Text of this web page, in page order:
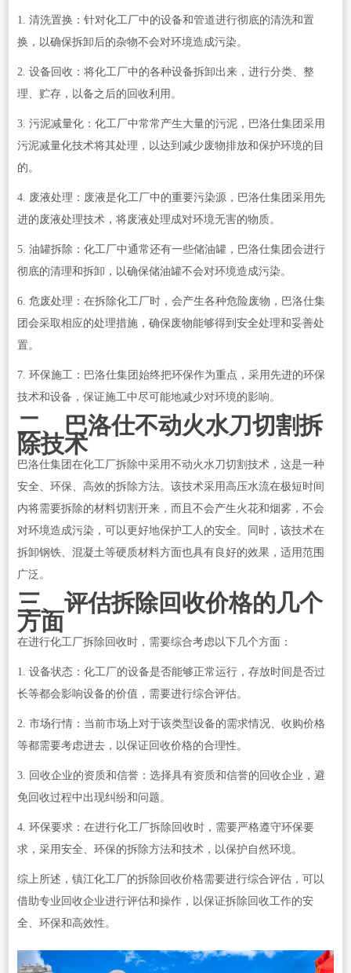
1. 清洗置换：针对化工厂中的设备和管道进行彻底的清洗和置
换，以确保拆卸后的杂物不会对环境造成污染。
2. 设备回收：将化工厂中的各种设备拆卸出来，进行分类、整
理、贮存，以备之后的回收利用。
3. 污泥减量化：化工厂中常常产生大量的污泥，巴洛仕集团采用
污泥减量化技术将其处理，以达到减少废物排放和保护环境的目
的。
4. 废液处理：废液是化工厂中的重要污染源，巴洛仕集团采用先
进的废液处理技术，将废液处理成对环境无害的物质。
5. 油罐拆除：化工厂中通常还有一些储油罐，巴洛仕集团会进行
彻底的清理和拆卸，以确保储油罐不会对环境造成污染。
6. 危废处理：在拆除化工厂时，会产生各种危险废物，巴洛仕集
团会采取相应的处理措施，确保废物能够得到安全处理和妥善处
置。
7. 环保施工：巴洛仕集团始终把环保作为重点，采用先进的环保
技术和设备，保证施工中尽可能地减少对环境的影响。
二、巴洛仕不动火水刀切割拆
除技术
巴洛仕集团在化工厂拆除中采用不动火水刀切割技术，这是一种
安全、环保、高效的拆除方法。该技术采用高压水流在极短时间
内将需要拆除的材料切割开来，而且不会产生火花和烟雾，不会
对环境造成污染，可以更好地保护工人的安全。同时，该技术在
拆卸钢铁、混凝土等硬质材料方面也具有良好的效果，适用范围
广泛。
三、评估拆除回收价格的几个
方面
在进行化工厂拆除回收时，需要综合考虑以下几个方面：
1. 设备状态：化工厂的设备是否能够正常运行，存放时间是否过
长等都会影响设备的价值，需要进行综合评估。
2. 市场行情：当前市场上对于该类型设备的需求情况、收购价格
等都需要考虑进去，以保证回收价格的合理性。
3. 回收企业的资质和信誉：选择具有资质和信誉的回收企业，避
免回收过程中出现纠纷和问题。
4. 环保要求：在进行化工厂拆除回收时，需要严格遵守环保要
求，采用安全、环保的拆除方法和技术，以保护自然环境。
综上所述，镇江化工厂的拆除回收价格需要进行综合评估，可以
借助专业回收企业进行评估和操作，以保证拆除回收工作的安
全、环保和高效性。